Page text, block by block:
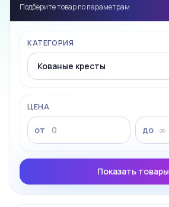
Подберите товар по параметрам
КАТЕГОРИЯ
ЦЕНА
от до
Показать товары